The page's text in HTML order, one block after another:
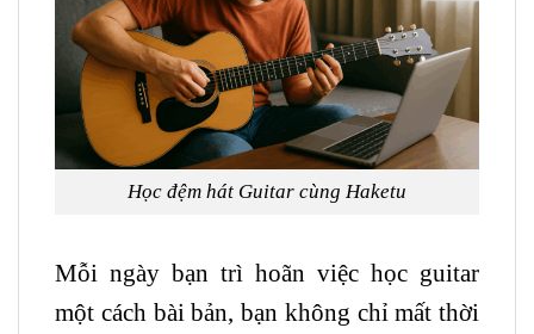
Học đệm hát Guitar cùng Haketu
Mỗi ngày bạn trì hoãn việc học guitar
một cách bài bản, bạn không chỉ mất thời